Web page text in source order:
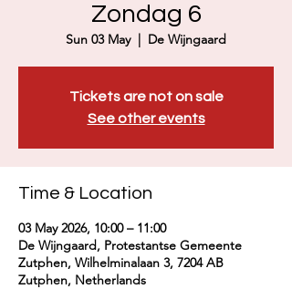
Zondag 6
Sun 03 May
  |
De Wijngaard
Tickets are not on sale
See other events
Time & Location
03 May 2026, 10:00 – 11:00
De Wijngaard, Protestantse Gemeente
Zutphen, Wilhelminalaan 3, 7204 AB
Zutphen, Netherlands